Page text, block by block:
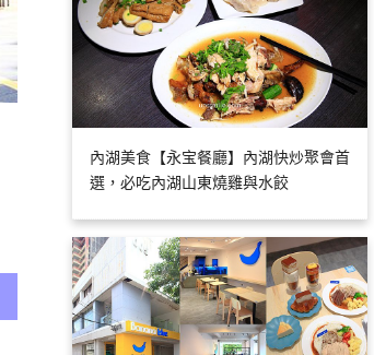
內湖美食【永宝餐廳】內湖快炒聚會首
選，必吃內湖山東燒雞與水餃